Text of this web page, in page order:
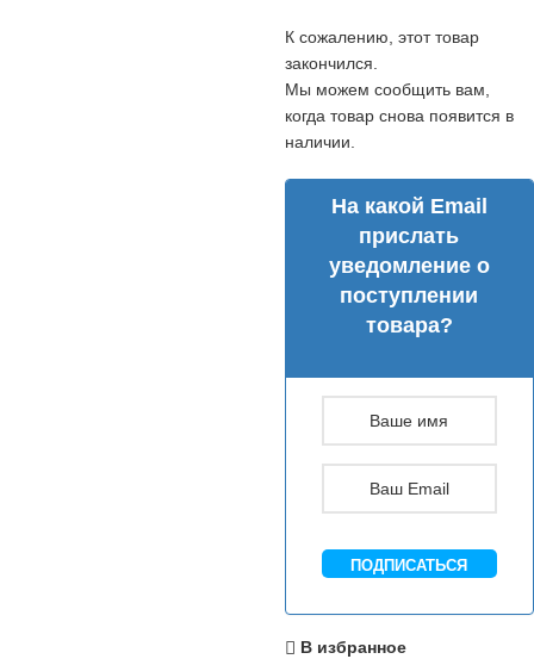
К сожалению, этот товар
закончился.
Мы можем сообщить вам,
когда товар снова появится в
наличии.
На какой Email
прислать
уведомление о
поступлении
товара?
ПОДПИСАТЬСЯ
В избранное